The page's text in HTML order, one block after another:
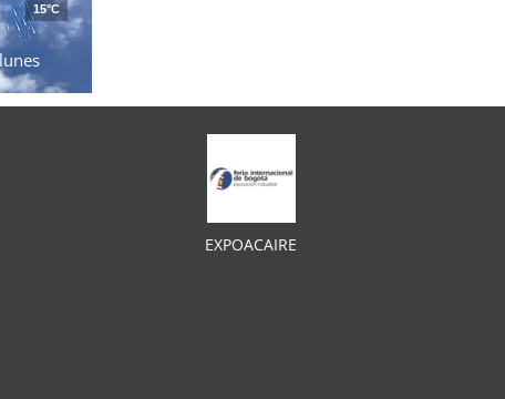
lunes
15°C
EXPOACAIRE